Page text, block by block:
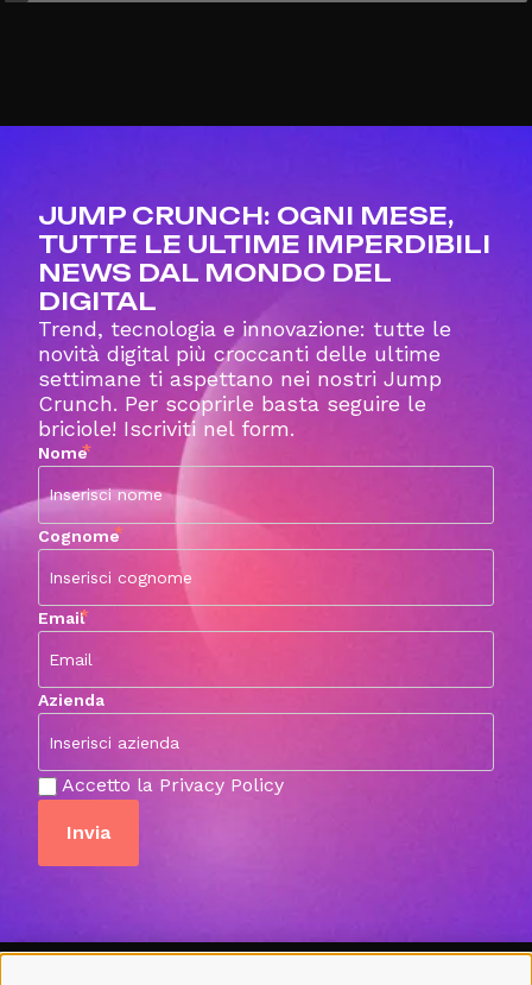
JUMP CRUNCH: OGNI MESE,
TUTTE LE ULTIME IMPERDIBILI
NEWS DAL MONDO DEL
DIGITAL
Trend, tecnologia e innovazione: tutte le
novità digital più croccanti delle ultime
settimane ti aspettano nei nostri Jump
Crunch. Per scoprirle basta seguire le
briciole! Iscriviti nel form.
Nome*
Cognome*
Email*
Azienda
Accetto la Privacy Policy